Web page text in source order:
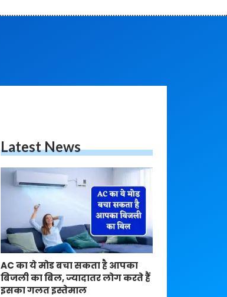
Latest News
AC का ये मोड बचा सकता है आपका
बिजली का बिल, ज्यादातर लोग करते हैं
इसका गलत इस्तेमाल